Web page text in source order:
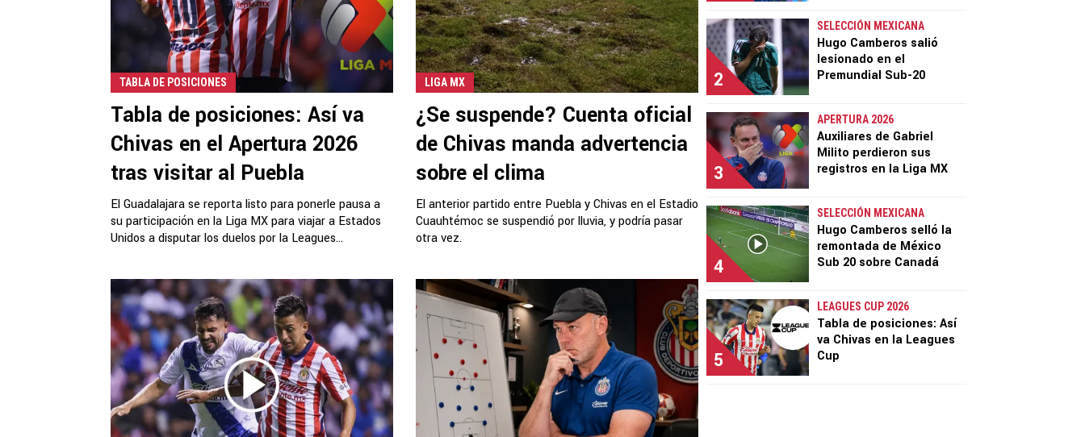
TABLA DE POSICIONES
Tabla de posiciones: Así va
Chivas en el Apertura 2026
tras visitar al Puebla
El Guadalajara se reporta listo para ponerle pausa a
su participación en la Liga MX para viajar a Estados
Unidos a disputar los duelos por la Leagues...
LIGA MX
¿Se suspende? Cuenta oficial
de Chivas manda advertencia
sobre el clima
El anterior partido entre Puebla y Chivas en el Estadio
Cuauhtémoc se suspendió por lluvia, y podría pasar
otra vez.
2
SELECCIÓN MEXICANA
Hugo Camberos salió
lesionado en el
Premundial Sub-20
3
APERTURA 2026
Auxiliares de Gabriel
Milito perdieron sus
registros en la Liga MX
4
SELECCIÓN MEXICANA
Hugo Camberos selló la
remontada de México
Sub 20 sobre Canadá
5
LEAGUES CUP 2026
Tabla de posiciones: Así
va Chivas en la Leagues
Cup